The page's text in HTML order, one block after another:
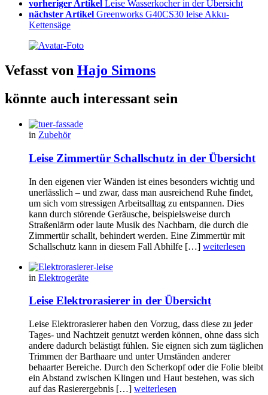
vorheriger Artikel Leise Wasserkocher in der Übersicht
nächster Artikel Greenworks G40CS30 leise Akku-
Kettensäge
Vefasst von Hajo Simons
könnte auch interessant sein
in Zubehör
Leise Zimmertür Schallschutz in der Übersicht
In den eigenen vier Wänden ist eines besonders wichtig und
unerlässlich – und zwar, dass man ausreichend Ruhe findet,
um sich vom stressigen Arbeitsalltag zu entspannen. Dies
kann durch störende Geräusche, beispielsweise durch
Straßenlärm oder laute Musik des Nachbarn, die durch die
Zimmertür schallt, behindert werden. Eine Zimmertür mit
Schallschutz kann in diesem Fall Abhilfe […] weiterlesen
in Elektrogeräte
Leise Elektrorasierer in der Übersicht
Leise Elektrorasierer haben den Vorzug, dass diese zu jeder
Tages- und Nachtzeit genutzt werden können, ohne dass sich
andere dadurch belästigt fühlen. Sie eignen sich zum täglichen
Trimmen der Barthaare und unter Umständen anderer
behaarter Bereiche. Durch den Scherkopf oder die Folie bleibt
ein Abstand zwischen Klingen und Haut bestehen, was sich
auf das Rasierergebnis […] weiterlesen